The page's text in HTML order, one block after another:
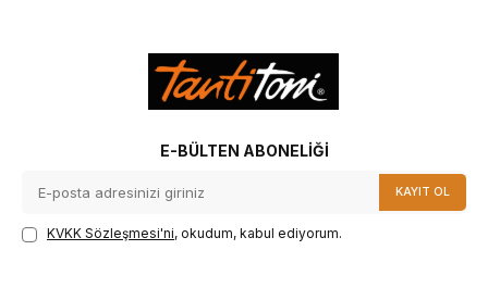
E-BÜLTEN ABONELIĞI
KAYIT OL
KVKK Sözleşmesi'ni, okudum, kabul ediyorum.